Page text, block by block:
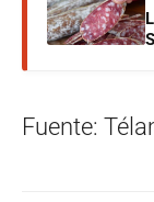
Fuente: